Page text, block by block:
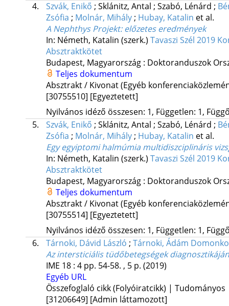
4.
Szvák, Enikő ; Sklánitz, Antal ; Szabó, Lénárd ;
Zsófia ; Molnár, Mihály; Hubay, Katalin et al.
A Nephthys Projekt: előzetes eredmények
In: Németh, Katalin (szerk.) Tavaszi Szél 2019
Absztraktkötet
Budapest, Magyarország : Doktoranduszok
Teljes dokumentum
Absztrakt / Kivonat (Egyéb
[30755510] [Egyeztetett]
Nyilvános idéző összesen: 1, Független: 1,
5.
Szvák, Enikő ; Sklánitz, Antal ; Szabó, Lénárd ;
Zsófia ; Molnár, Mihály; Hubay, Katalin et al.
Egy egyiptomi halmúmia multidiszciplináris
In: Németh, Katalin (szerk.) Tavaszi Szél 2019
Absztraktkötet
Budapest, Magyarország : Doktoranduszok
Teljes dokumentum
Absztrakt / Kivonat (Egyéb
[30755514] [Egyeztetett]
Nyilvános idéző összesen: 1, Független: 1,
6.
Tárnoki, Dávid László ; Tárnoki, Ádám
Az intersticiális tüdőbetegségek
IME 18: 4 pp. 54-58. , 5 p. (2019)
Egyéb URL
Összefoglaló cikk (Folyóiratcikk) | Tudományos
[31206649] [Admin láttamozott]